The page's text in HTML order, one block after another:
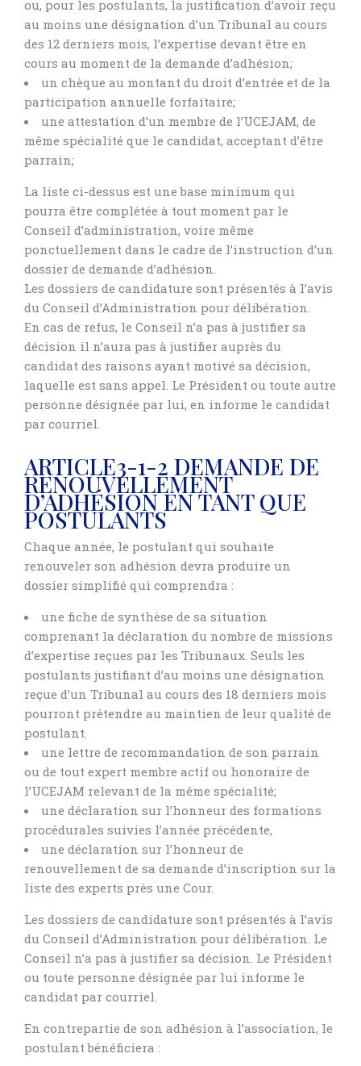
ou, pour les postulants, la justification d’avoir reçu
au moins une désignation d’un Tribunal au cours
des 12 derniers mois, l’expertise devant être en
cours au moment de la demande d’adhésion;
un chèque au montant du droit d’entrée et de la
participation annuelle forfaitaire;
une attestation d’un membre de l’UCEJAM, de
même spécialité que le candidat, acceptant d’être
parrain;
La liste ci-dessus est une base minimum qui
pourra être complétée à tout moment par le
Conseil d’administration, voire même
ponctuellement dans le cadre de l’instruction d’un
dossier de demande d’adhésion.
Les dossiers de candidature sont présentés à l’avis
du Conseil d’Administration pour délibération.
En cas de refus, le Conseil n’a pas à justifier sa
décision il n’aura pas à justifier auprès du
candidat des raisons ayant motivé sa décision,
laquelle est sans appel. Le Président ou toute autre
personne désignée par lui, en informe le candidat
par courriel.
ARTICLE3-1-2 DEMANDE DE
RENOUVELLEMENT
D’ADHÉSION EN TANT QUE
POSTULANTS
Chaque année, le postulant qui souhaite
renouveler son adhésion devra produire un
dossier simplifié qui comprendra :
une fiche de synthèse de sa situation
comprenant la déclaration du nombre de missions
d’expertise reçues par les Tribunaux. Seuls les
postulants justifiant d’au moins une désignation
reçue d’un Tribunal au cours des 18 derniers mois
pourront prétendre au maintien de leur qualité de
postulant.
une lettre de recommandation de son parrain
ou de tout expert membre actif ou honoraire de
l’UCEJAM relevant de la même spécialité;
une déclaration sur l’honneur des formations
procédurales suivies l’année précédente,
une déclaration sur l’honneur de
renouvellement de sa demande d’inscription sur la
liste des experts près une Cour.
Les dossiers de candidature sont présentés à l’avis
du Conseil d’Administration pour délibération. Le
Conseil n’a pas à justifier sa décision. Le Président
ou toute personne désignée par lui informe le
candidat par courriel.
En contrepartie de son adhésion à l’association, le
postulant bénéficiera :